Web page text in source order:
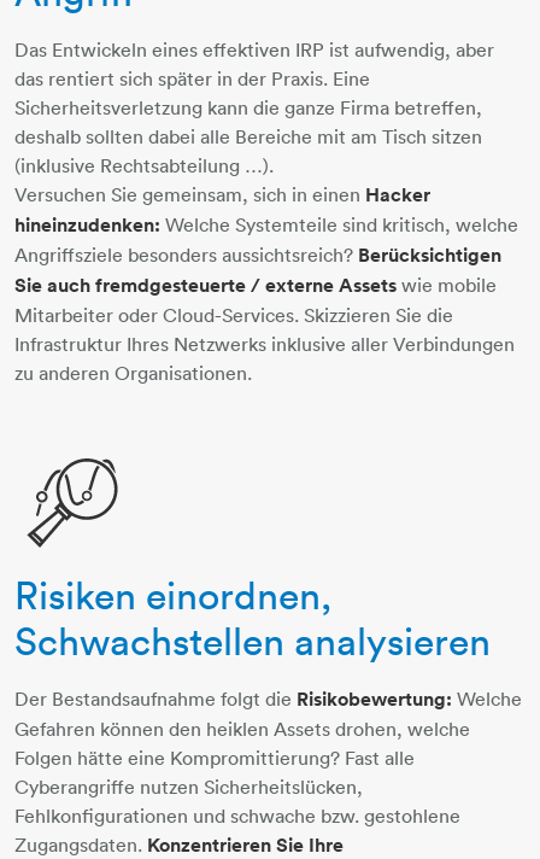
Das Entwickeln eines effektiven IRP ist aufwendig, aber
das rentiert sich später in der Praxis. Eine
Sicherheitsverletzung kann die ganze Firma betreffen,
deshalb sollten dabei alle Bereiche mit am Tisch sitzen
(inklusive Rechtsabteilung …).
Versuchen Sie gemeinsam, sich in einen Hacker
hineinzudenken: Welche Systemteile sind kritisch, welche
Angriffsziele besonders aussichtsreich? Berücksichtigen
Sie auch fremdgesteuerte / externe Assets wie mobile
Mitarbeiter oder Cloud-Services. Skizzieren Sie die
Infrastruktur Ihres Netzwerks inklusive aller Verbindungen
zu anderen Organisationen.
diagramm-linie-lupe
Risiken einordnen,
Schwachstellen analysieren
Der Bestandsaufnahme folgt die Risikobewertung: Welche
Gefahren können den heiklen Assets drohen, welche
Folgen hätte eine Kompromittierung? Fast alle
Cyberangriffe nutzen Sicherheitslücken,
Fehlkonfigurationen und schwache bzw. gestohlene
Zugangsdaten. Konzentrieren Sie Ihre